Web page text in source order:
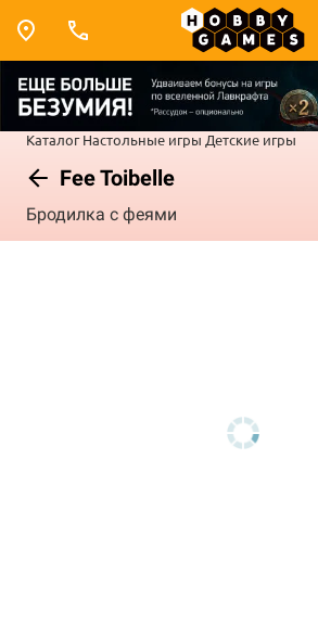
Каталог Настольные игры Детские игры
Fee Toibelle
Бродилка с феями